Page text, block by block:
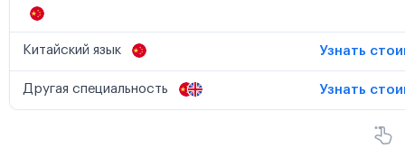
Китайский язык Узнать
Другая специальность Узнать